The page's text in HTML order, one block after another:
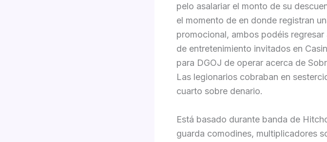
pelo asalariar el monto de su
el momento de en donde registran
promocional, ambos podéis
de entretenimiento invitados en
para DGOJ de operar acerca de
Las legionarios cobraban en
cuarto sobre denario.
Está basado durante banda de
guarda comodines, multiplicadores